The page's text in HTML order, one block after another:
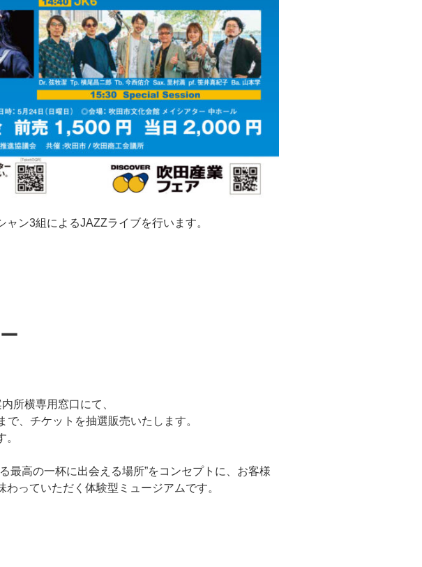
ン3組によるJAZZライブを行います。
所横専用窓口にて、
、チケットを抽選販売いたします。
最高の一杯に出会える場所”をコンセプトに、お客様
っていただく体験型ミュージアムです。